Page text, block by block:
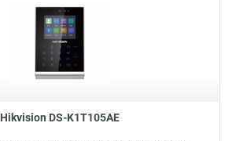
Hikvision DS-K1T105AE